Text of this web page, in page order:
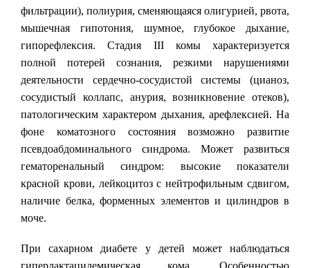
фильтрации), полиурия, сменяющаяся олигурией, рвота,
мышечная гипотония, шумное, глубокое дыхание,
гипорефлексия. Стадия III комы характеризуется
полной потерей сознания, резкими нарушениями
деятельности сердечно-сосудистой системы (цианоз,
сосудистый коллапс, анурия, возникновение отеков),
патологическим характером дыхания, арефлексией. На
фоне коматозного состояния возможно развитие
псевдоабдоминального синдрома. Может развиться
гематоренальный синдром: высокие показатели
красной крови, лейкоцитоз с нейтрофильным сдвигом,
наличие белка, форменных элементов и цилиндров в
моче.
При сахарном диабете у детей может наблюдаться